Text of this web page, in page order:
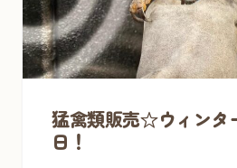
猛禽類販売☆ウィンタ
日！